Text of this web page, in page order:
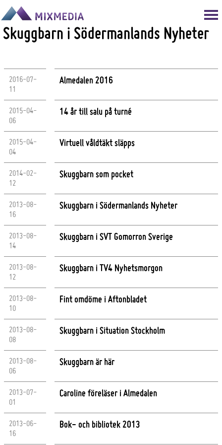
Skuggbarn i Södermanlands Nyheter
2016-07-
11
Almedalen 2016
2015-04-
06
14 år till salu på turné
2015-04-
04
Virtuell våldtäkt släpps
2014-02-
12
Skuggbarn som pocket
2013-08-
16
Skuggbarn i Södermanlands Nyheter
2013-08-
14
Skuggbarn i SVT Gomorron Sverige
2013-08-
12
Skuggbarn i TV4 Nyhetsmorgon
2013-08-
10
Fint omdöme i Aftonbladet
2013-08-
08
Skuggbarn i Situation Stockholm
2013-08-
06
Skuggbarn är här
2013-07-
01
Caroline föreläser i Almedalen
2013-06-
16
Bok- och bibliotek 2013